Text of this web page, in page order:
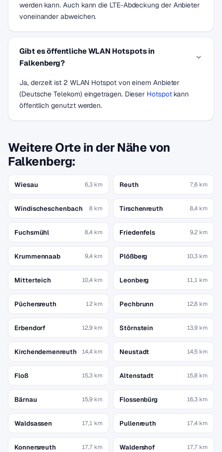
werden kann. Auch kann die LTE-Abdeckung der Anbieter
voneinander abweichen.
Gibt es öffentliche WLAN Hotspots in
Falkenberg?
Ja, derzeit ist 2 WLAN Hotspot von einem Anbieter
(Deutsche Telekom) eingetragen. Dieser Hotspotkann
öffentlich genutzt werden.
Weitere Orte in der Nähe von
Falkenberg:
Wiesau 6,3 km Reuth 7,6 km
Windischeschenbach 8 km Tirschenreuth 8,4 km
Fuchsmühl 8,4 km Friedenfels 9,2 km
Krummennaab 9,4 km Plößberg 10,3 km
Mitterteich 10,4 km Leonberg 11,1 km
Püchersreuth 12 km Pechbrunn 12,8 km
Erbendorf 12,9 km Störnstein 13,9 km
Kirchendemenreuth 14,4 km Neustadt 14,5 km
Floß 15,3 km Altenstadt 15,8 km
Bärnau 15,9 km Flossenbürg 16,3 km
Waldsassen 17,1 km Pullenreuth 17,4 km
Konnersreuth 17,7 km Waldershof 17,7 km